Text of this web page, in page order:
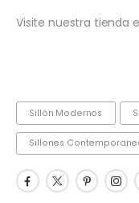
Visite nuestra tienda
Sillón Modernos
Sillones